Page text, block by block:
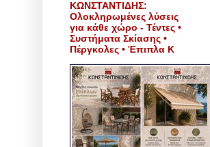
ΚΩΝΣΤΑΝΤΙΔΗΣ:
Ολοκληρωμένες λύσεις
για κάθε χώρο - Τέντες •
Συστήματα Σκίασης •
Πέργκολες • Έπιπλα Κ